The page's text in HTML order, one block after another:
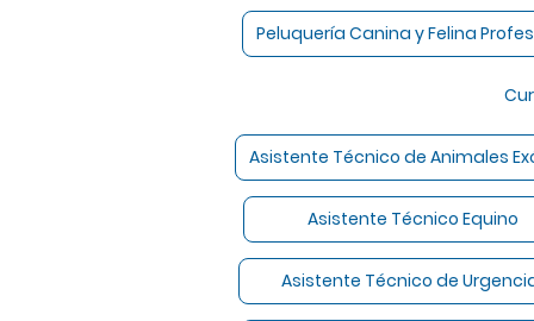
Peluquería Canina y Felina
Asistente Técnico de Animales
Asistente Técnico
Asistente Técnico de